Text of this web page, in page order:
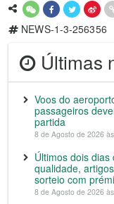
NEWS-1-3-256356
Últimas
Voos do
passageiros
partida
8 de Agosto de 2026
Últimos dois
qualidade,
sorteio com
8 de Agosto de 2026